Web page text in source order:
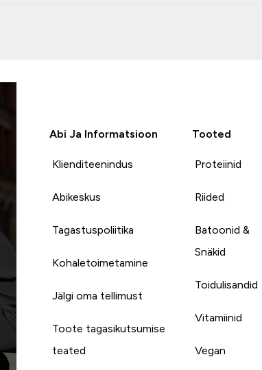
Abi Ja Informatsioon
Klienditeenindus
Abikeskus
Tagastuspoliitika
Kohaletoimetamine
Jälgi oma tellimust
Toote tagasikutsumise
teated
Tooted
Proteiinid
Riided
Batoonid &
Snäkid
Toidulisandid
Vitamiinid
Vegan